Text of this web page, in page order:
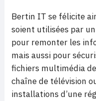
Bertin IT se félicite
soient utilisées par
pour remonter les
mais aussi pour
fichiers multimédia
chaîne de télévision
installations d’une